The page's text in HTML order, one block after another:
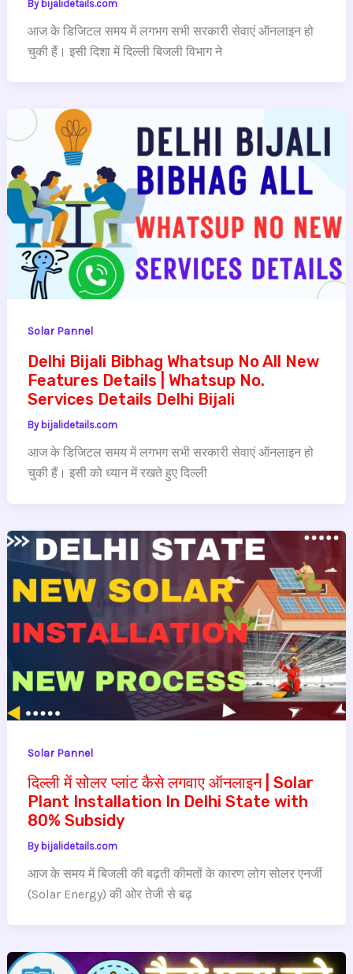
By bijalidetails.com
आज के डिजिटल समय में लगभग सभी सरकारी सेवाएं ऑनलाइन हो
चुकी हैं। इसी दिशा में दिल्ली बिजली विभाग ने
Solar Pannel
Delhi Bijali Bibhag Whatsup No All New
Features Details | Whatsup No.
Services Details Delhi Bijali
By bijalidetails.com
आज के डिजिटल समय में लगभग सभी सरकारी सेवाएं ऑनलाइन हो
चुकी हैं। इसी को ध्यान में रखते हुए दिल्ली
Solar Pannel
दिल्ली में सोलर प्लांट कैसे लगवाए ऑनलाइन | Solar
Plant Installation In Delhi State with
80% Subsidy
By bijalidetails.com
आज के समय में बिजली की बढ़ती कीमतों के कारण लोग सोलर एनर्जी
(Solar Energy) की ओर तेजी से बढ़